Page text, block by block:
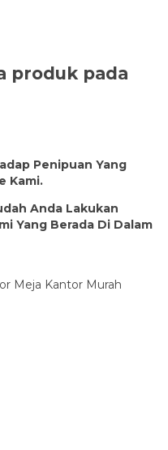
produk pada
Penipuan Yang
Kami.
Anda Lakukan
Yang Berada Di Dalam
Meja Kantor Murah